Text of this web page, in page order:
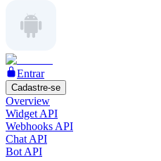
Entrar
Cadastre-se
Overview
Widget API
Webhooks API
Chat API
Bot API